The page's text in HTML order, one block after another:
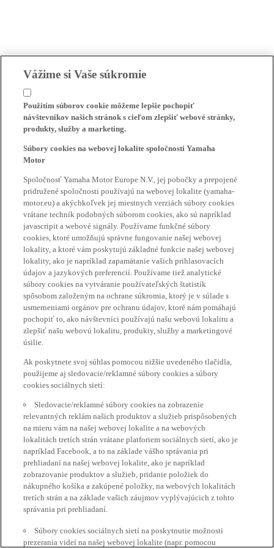
Vážime si Vaše súkromie
Použitím súborov cookie môžeme lepšie pochopiť
návštevníkov našich stránok s cieľom zlepšiť webové stránky,
produkty, služby a marketing.
Súbory cookies na webovej lokalite spoločnosti Yamaha
Motor
Spoločnosť Yamaha Motor Europe N.V., jej pobočky a prepojené
pridružené spoločnosti používajú na webovej lokalite (yamaha-
motor.eu) a akýchkoľvek jej miestnych verziách súbory cookies
vrátane techník podobných súborom cookies, ako sú napríklad
javascripit a webové signály. Používame funkčné súbory
cookies, ktoré umožňujú správne fungovanie našej webovej
lokality, a ktoré vám poskytujú základné funkcie našej webovej
lokality, ako je napríklad zapamätanie vašich prihlasovacích
údajov a jazykových preferencií. Používame tiež analytické
súbory cookies na vytváranie používateľských štatistík
spôsobom založeným na ochrane súkromia, ktorý je v súlade s
usmerneniami orgánov pre ochranu údajov, ktoré nám pomáhajú
pochopiť to, ako návštevníci používajú našu webovú lokalitu a
zlepšiť našu webovú lokalitu, produkty, služby a marketingové
úsilie.
Ak poskytnete svoj súhlas pomocou nižšie uvedeného tlačidla,
použijeme aj sledovacie/reklamné súbory cookies a súbory
cookies sociálnych sietí:
Sledovacie/reklamné súbory cookies na zobrazenie
relevantných reklám našich produktov a služieb prispôsobených
na mieru vám na našej webovej lokalite a na webových
lokalitách tretích strán vrátane platforiem sociálnych sietí, ako je
napríklad Facebook, a to na základe vášho správania pri
prehliadaní na našej webovej lokalite, ako je napríklad
zobrazovanie produktov a služieb, pridanie položiek do
nákupného košíka a zakúpené položky, na webových lokalitách
tretích strán a na základe vašich záujmov vyplývajúcich z tohto
správania pri prehliadaní.
Súbory cookies sociálnych sietí na poskytnutie možnosti
prezerania videí na našej webovej lokalite (napr. pomocou